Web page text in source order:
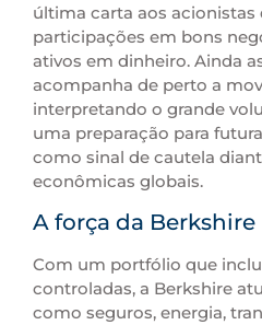
última carta aos
participações em bons
ativos em dinheiro. Ainda
acompanha de perto a
interpretando o grande
uma preparação para
como sinal de cautela
econômicas globais.
A força da
Com um portfólio que
controladas, a Berkshire
como seguros, energia,